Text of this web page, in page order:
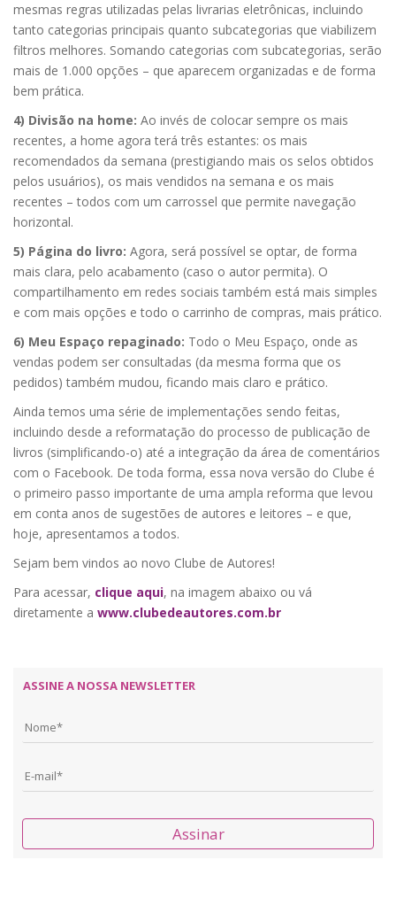
mesmas regras utilizadas pelas livrarias eletrônicas, incluindo
tanto categorias principais quanto subcategorias que viabilizem
filtros melhores. Somando categorias com subcategorias, serão
mais de 1.000 opções – que aparecem organizadas e de forma
bem prática.
4) Divisão na home: Ao invés de colocar sempre os mais
recentes, a home agora terá três estantes: os mais
recomendados da semana (prestigiando mais os selos obtidos
pelos usuários), os mais vendidos na semana e os mais
recentes – todos com um carrossel que permite navegação
horizontal.
5) Página do livro: Agora, será possível se optar, de forma
mais clara, pelo acabamento (caso o autor permita). O
compartilhamento em redes sociais também está mais simples
e com mais opções e todo o carrinho de compras, mais prático.
6) Meu Espaço repaginado: Todo o Meu Espaço, onde as
vendas podem ser consultadas (da mesma forma que os
pedidos) também mudou, ficando mais claro e prático.
Ainda temos uma série de implementações sendo feitas,
incluindo desde a reformatação do processo de publicação de
livros (simplificando-o) até a integração da área de comentários
com o Facebook. De toda forma, essa nova versão do Clube é
o primeiro passo importante de uma ampla reforma que levou
em conta anos de sugestões de autores e leitores – e que,
hoje, apresentamos a todos.
Sejam bem vindos ao novo Clube de Autores!
Para acessar, clique aqui, na imagem abaixo ou vá
diretamente a www.clubedeautores.com.br
ASSINE A NOSSA NEWSLETTER
Assinar